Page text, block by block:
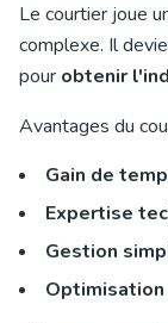
Le courtier joue
complexe. Il
pour obtenir
Avantages du
Gain de
Expertise
Gestion